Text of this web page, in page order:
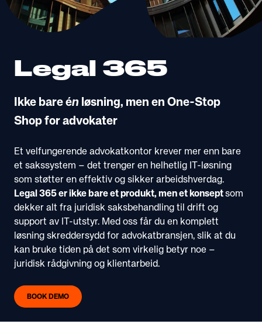
Legal 365
Ikke bare én løsning, men en One-Stop
Shop for advokater
Et velfungerende advokatkontor krever mer enn bare
et sakssystem – det trenger en helhetlig IT-løsning
som støtter en effektiv og sikker arbeidshverdag.
Legal 365 er ikke bare et produkt, men et konseptsom
dekker alt fra juridisk saksbehandling til drift og
support av IT-utstyr. Med oss får du en komplett
løsning skreddersydd for advokatbransjen, slik at du
kan bruke tiden på det som virkelig betyr noe –
juridisk rådgivning og klientarbeid.
BOOK DEMO